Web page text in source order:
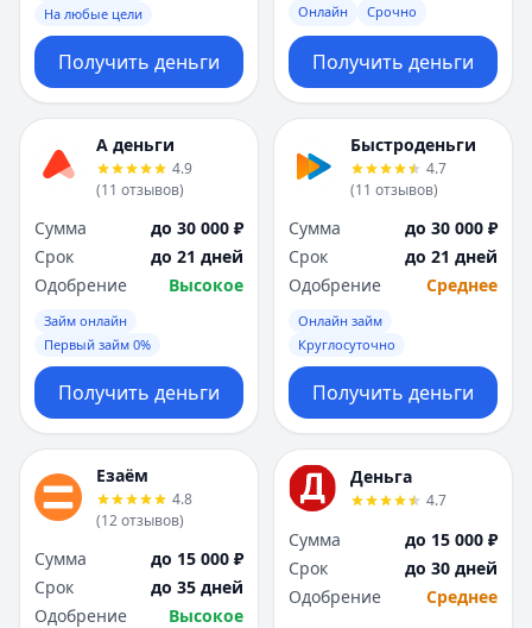
На любые цели
Получить деньги
Онлайн Срочно
Получить деньги
А деньги
4.9
(11 отзывов)
Сумма
до 30 000 ₽
Срок
до 21 дней
Одобрение
Высокое
Займ онлайн
Первый займ 0%
Получить деньги
Быстроденьги
4.7
(11 отзывов)
Сумма
до 30 000 ₽
Срок
до 21 дней
Одобрение
Среднее
Онлайн займ
Круглосуточно
Получить деньги
Езаём
4.8
(12отзывов)
Сумма
до 15 000 ₽
Срок
до 35 дней
Одобрение
Высокое
Деньга
4.7
Сумма
до 15 000 ₽
Срок
до 30 дней
Одобрение
Среднее